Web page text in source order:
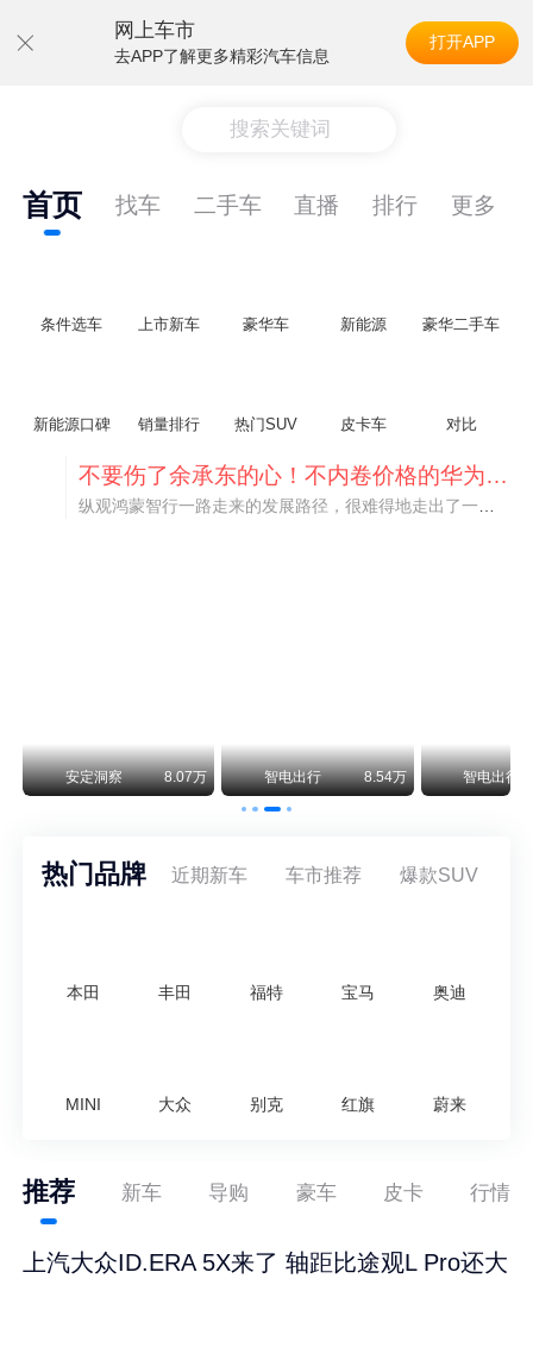
网上车市
去APP了解更多精彩汽车信息
打开APP
搜索关键词
首页 找车 二手车 直播 排行 更多
条件选车 上市新车 豪华车 新能源 豪华二手车
新能源口碑 销量排行 热门SUV 皮卡车 对比
不要伤了余承东的心！不内卷价格的华为，弥足珍贵！
安定洞察 8.07万 智电出行 8.54万 智电出行
热门品牌 近期新车 车市推荐 爆款SUV
本田 丰田 福特 宝马 奥迪
MINI 大众 别克 红旗 蔚来
推荐 新车 导购 豪车 皮卡 行情
上汽大众ID.ERA 5X来了 轴距比途观L Pro还大